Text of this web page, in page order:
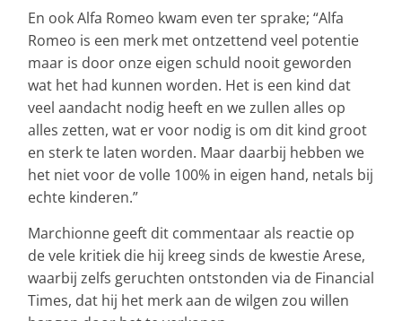
En ook Alfa Romeo kwam even ter sprake; “Alfa
Romeo is een merk met ontzettend veel potentie
maar is door onze eigen schuld nooit geworden
wat het had kunnen worden. Het is een kind dat
veel aandacht nodig heeft en we zullen alles op
alles zetten, wat er voor nodig is om dit kind groot
en sterk te laten worden. Maar daarbij hebben we
het niet voor de volle 100% in eigen hand, netals bij
echte kinderen.”
Marchionne geeft dit commentaar als reactie op
de vele kritiek die hij kreeg sinds de kwestie Arese,
waarbij zelfs geruchten ontstonden via de Financial
Times, dat hij het merk aan de wilgen zou willen